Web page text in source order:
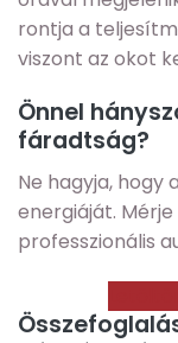
rontja a
viszont az okot
Önnel
fáradtság?
Ne hagyja, hogy
energiáját.
professzionális